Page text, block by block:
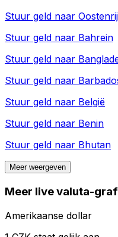
Stuur geld naar
Stuur geld naar Bahrein
Stuur geld naar
Stuur geld naar
Stuur geld naar België
Stuur geld naar Benin
Stuur geld naar Bhutan
Meer weergeven
Meer live valuta-
Amerikaanse dollar